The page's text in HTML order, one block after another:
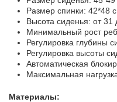
Размер спинки: 42*48
Высота сиденья: от 31
Минимальный рост
Регулировка глубины
Регулировка высоты
Автоматическая
Максимальная
Материалы: